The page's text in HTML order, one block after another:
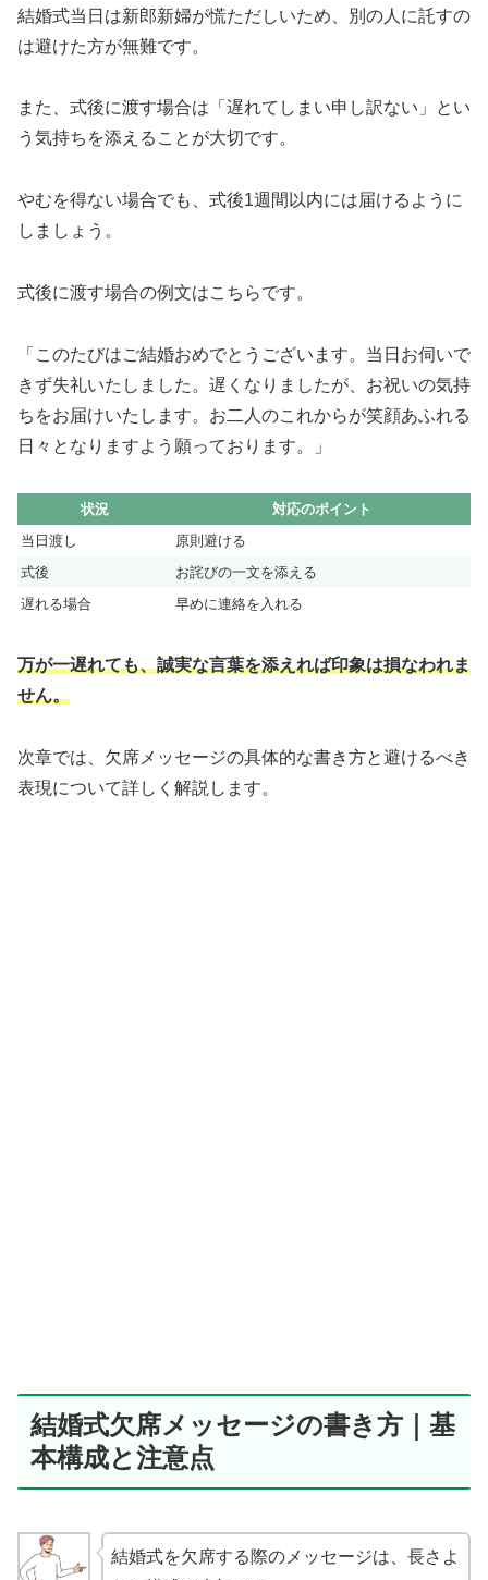
結婚式当日は新郎新婦が慌ただしいため、別の人に託すの
は避けた方が無難です。
また、式後に渡す場合は「遅れてしまい申し訳ない」とい
う気持ちを添えることが大切です。
やむを得ない場合でも、式後1週間以内には届けるように
しましょう。
式後に渡す場合の例文はこちらです。
「このたびはご結婚おめでとうございます。当日お伺いで
きず失礼いたしました。遅くなりましたが、お祝いの気持
ちをお届けいたします。お二人のこれからが笑顔あふれる
日々となりますよう願っております。」
状況
対応のポイント
当日渡し
原則避ける
式後
お詫びの一文を添える
遅れる場合
早めに連絡を入れる
万が一遅れても、誠実な言葉を添えれば印象は損なわれま
せん。
次章では、欠席メッセージの具体的な書き方と避けるべき
表現について詳しく解説します。
結婚式欠席メッセージの書き方｜基
本構成と注意点
結婚式を欠席する際のメッセージは、長さよ